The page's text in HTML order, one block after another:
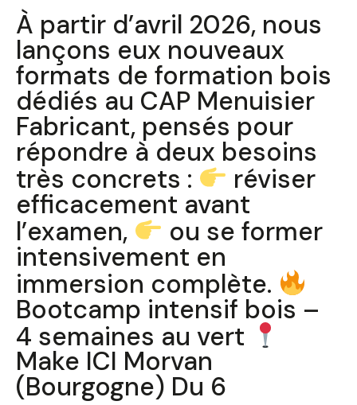
À partir d’avril 2026, nous
lançons eux nouveaux
formats de formation bois
dédiés au CAP Menuisier
Fabricant, pensés pour
répondre à deux besoins
très concrets :
réviser
efficacement avant
l’examen,
ou se former
intensivement en
immersion complète.
Bootcamp intensif bois –
4 semaines au vert
Make ICI Morvan
(Bourgogne) Du 6